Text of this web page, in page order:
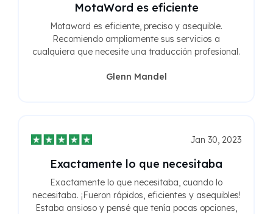
MotaWord es eficiente
Motaword es eficiente, preciso y asequible.
Recomiendo ampliamente sus servicios a
cualquiera que necesite una traducción profesional.
Glenn Mandel
Jan 30, 2023
Exactamente lo que necesitaba
Exactamente lo que necesitaba, cuando lo
necesitaba. ¡Fueron rápidos, eficientes y asequibles!
Estaba ansioso y pensé que tenía pocas opciones,